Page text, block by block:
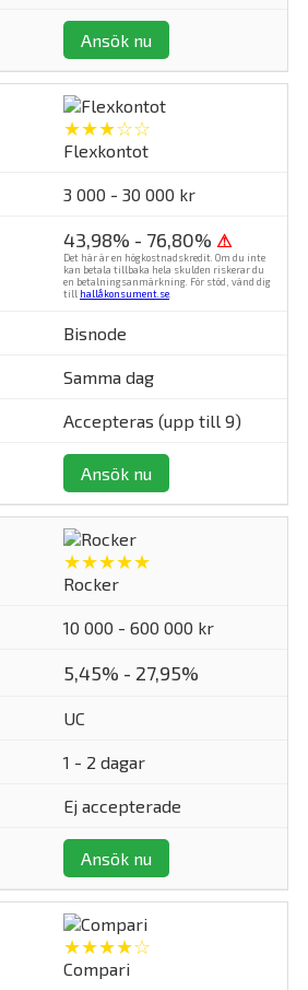
Ansök nu
★★★☆☆
Flexkontot
3 000 - 30 000 kr
43,98% - 76,80% ⚠
Det här är en högkostnadskredit. Om du inte
kan betala tillbaka hela skulden riskerar du
en betalningsanmärkning. För stöd, vänd dig
till hallåkonsument.se
Bisnode
Samma dag
Accepteras (upp till 9)
Ansök nu
★★★★★
Rocker
10 000 - 600 000 kr
5,45% - 27,95%
UC
1 - 2 dagar
Ej accepterade
Ansök nu
★★★★☆
Compari